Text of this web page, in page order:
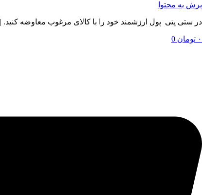
پرش به محتوا
در ستی پتی پول ارزشمند خود را با کالای مرغوب معاوضه کنید. | BY SETIPETI , EXCHANGE YOUR VALUABLE MONEY WITH QUALITY GOODS
۰ تومان 0